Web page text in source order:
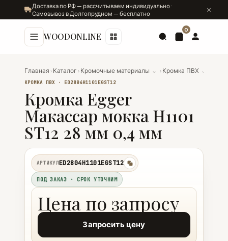
Доставка по РФ — рассчитываем индивидуально ·
Самовывоз в Долгопрудном — бесплатно
WOODONLINE
0
Главная › Каталог › Кромочные материалы ⌄ › Кромка ПВХ ⌄
КРОМКА ПВХ · ED2804H1101EGST12
Кромка Egger
Макассар мокка H1101
ST12 28 мм 0,4 мм
АРТИКУЛED2804H1101EGST12
копировать
ПОД ЗАКАЗ · СРОК УТОЧНИМ
Цена по запросу
Запросить цену